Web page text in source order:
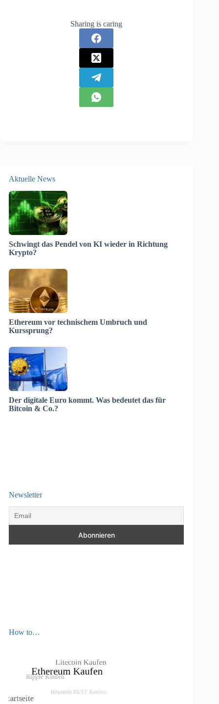
Sharing is caring
Aktuelle News
Schwingt das Pendel von KI wieder in Richtung
Krypto?
Ethereum vor technischem Umbruch und
Kurssprung?
Der digitale Euro kommt. Was bedeutet das für
Bitcoin & Co.?
Newsletter
How to…